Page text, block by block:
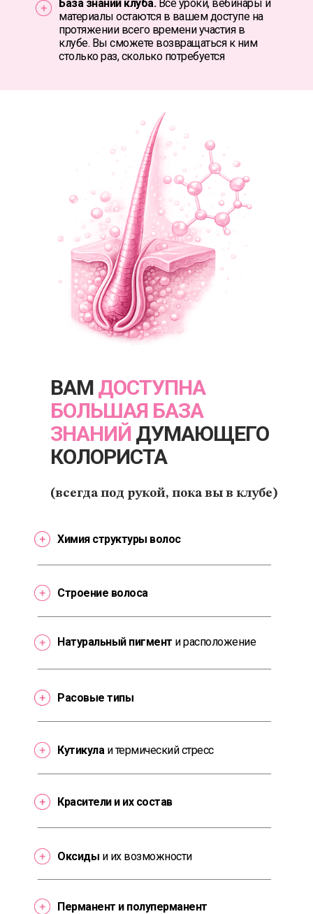
База знаний клуба. Все уроки, вебинары и
материалы остаются в вашем доступе на
протяжении всего времени участия в
клубе. Вы сможете возвращаться к ним
столько раз, сколько потребуется
ВАМ ДОСТУПНА
БОЛЬШАЯ БАЗА
ЗНАНИЙ ДУМАЮЩЕГО
КОЛОРИСТА
Красители и их состав
Оксиды и их возможности
Перманент и полуперманент
(всегда под рукой, пока вы в клубе)
Химия структуры волос
Строение волоса
Натуральный пигмент и расположение
Расовые типы
Кутикула и термический стресс